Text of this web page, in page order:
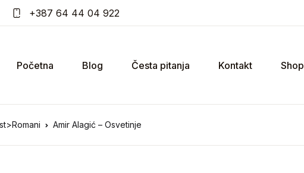
+387 64 44 04 922
Početna Blog Česta pitanja Kontakt Shop
Amir Alagić – Osvetinje